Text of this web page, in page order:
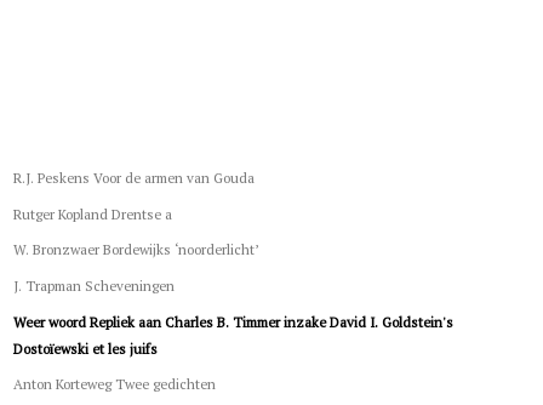
R.J. Peskens Voor de armen van Gouda
Rutger Kopland Drentse a
W. Bronzwaer Bordewijks ‘noorderlicht’
J. Trapman Scheveningen
Weer woord Repliek aan Charles B. Timmer inzake David I. Goldstein's
Dostoïewski et les juifs
Anton Korteweg Twee gedichten